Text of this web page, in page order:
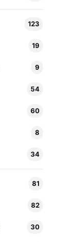
123
19
9
54
60
8
34
81
82
30